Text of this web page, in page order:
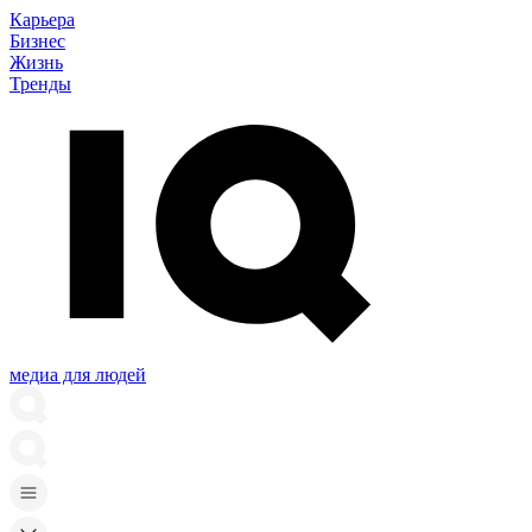
Карьера
Бизнес
Жизнь
Тренды
медиа для людей